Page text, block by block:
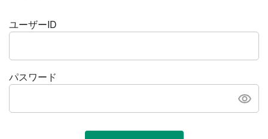
ユーザーID
パスワード